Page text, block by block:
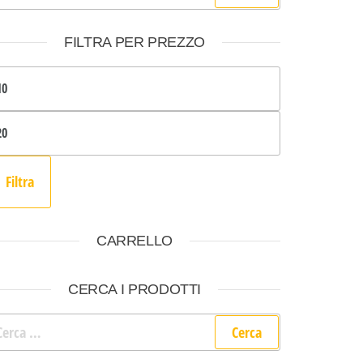
FILTRA PER PREZZO
Filtra
CARRELLO
CERCA I PRODOTTI
per: